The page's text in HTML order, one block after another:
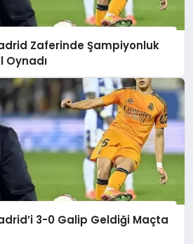
Zaferinde Şampiyonluk
Oynadı
3-0 Galip Geldiği Maçta